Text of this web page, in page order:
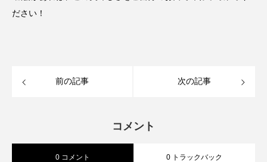
ださい！
前の記事 次の記事
コメント
0 コメント 0 トラックバック